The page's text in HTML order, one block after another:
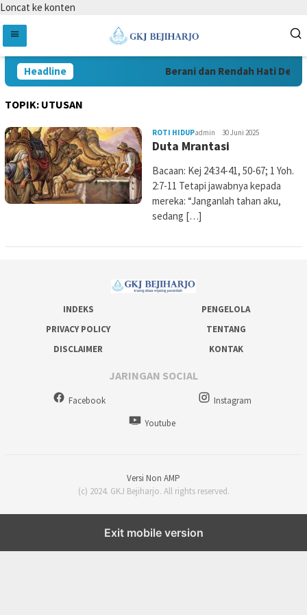
Loncat ke konten
Headline Berani dan Rendah Hati Demi
TOPIK: UTUSAN
ROTI HIDUPadmin 30 Juni 2025
Duta Mrantasi
Bacaan: Kej 24:34-41, 50-67; 1 Yoh.
2:7-11 Tetapi jawabnya kepada
mereka: “Janganlah tahan aku,
sedang […]
INDEKS
PENGELOLA
PRIVACY POLICY
TENTANG
DISCLAIMER
KONTAK
JARINGAN SOCIAL
Facebook
Instagram
Youtube
Versi Non AMP
(c) 2024. GKJ Bejiharjo. All rights reserved.
Exit mobile version